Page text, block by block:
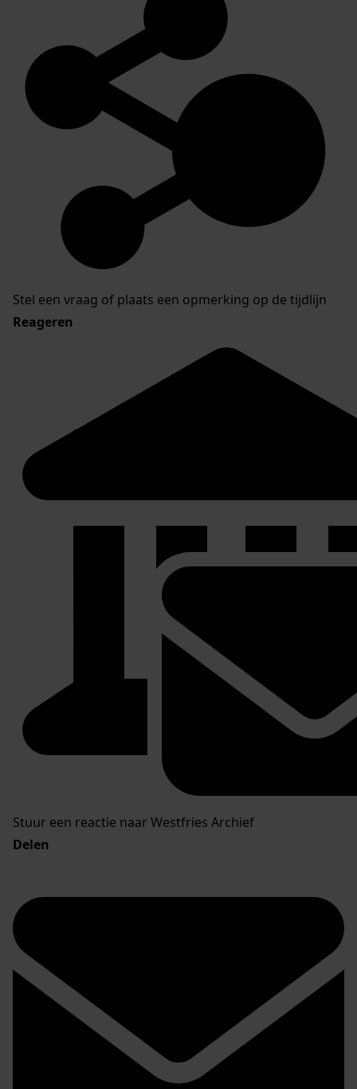
Stel een vraag of plaats een opmerking op de tijdlijn
Reageren
Stuur een reactie naar Westfries Archief
Delen